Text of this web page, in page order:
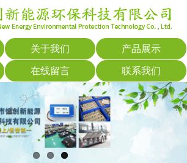
关于我们 产品展示
在线留言 联系我们